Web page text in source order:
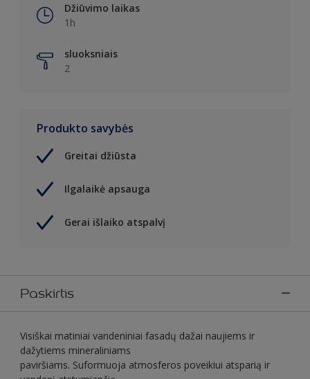
Džiūvimo laikas
1h
sluoksniais
2
Produkto savybės
Greitai džiūsta
Ilgalaikė apsauga
Gerai išlaiko atspalvį
Paskirtis
Visiškai matiniai vandeniniai fasadų dažai naujiems ir
dažytiems mineraliniams
paviršiams. Suformuoja atmosferos poveikiui atsparią ir